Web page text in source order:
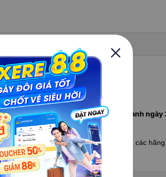
nào rẻ nhất?
nhất tháng này từ 843.181 đ, khởi hành
bay Hồ Chí Minh Đà Lạtchi tiết giữa các